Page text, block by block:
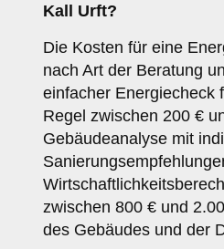
Kall Urft?
Die Kosten für eine
nach Art der Beratung
einfacher Energiecheck
Regel zwischen 200 €
Gebäudeanalyse mit
zwischen 800 € und
des Gebäudes und der